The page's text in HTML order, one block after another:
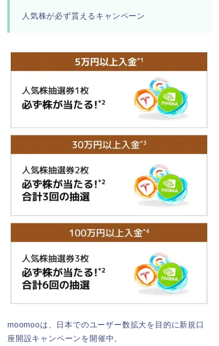
人気株が必ず貰えるキャンペーン
moomooは、日本でのユーザー数拡大を目的に新規口
座開設キャンペーンを開催中。